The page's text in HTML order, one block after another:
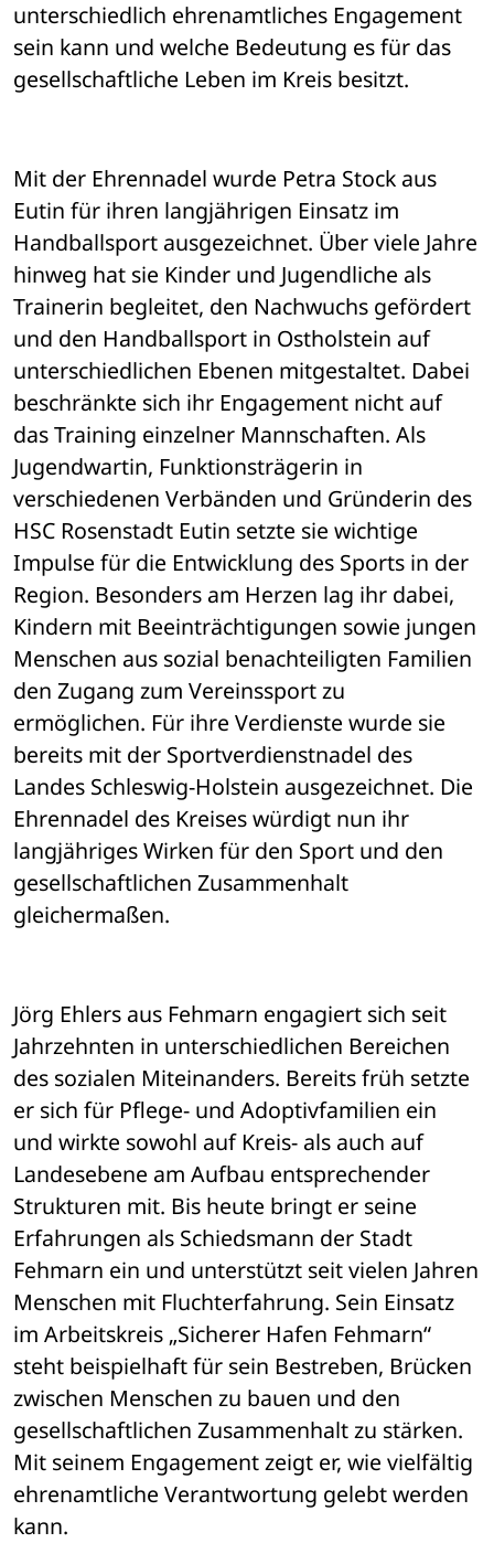
unterschiedlich ehrenamtliches Engagement
sein kann und welche Bedeutung es für das
gesellschaftliche Leben im Kreis besitzt.
Mit der Ehrennadel wurde Petra Stock aus
Eutin für ihren langjährigen Einsatz im
Handballsport ausgezeichnet. Über viele Jahre
hinweg hat sie Kinder und Jugendliche als
Trainerin begleitet, den Nachwuchs gefördert
und den Handballsport in Ostholstein auf
unterschiedlichen Ebenen mitgestaltet. Dabei
beschränkte sich ihr Engagement nicht auf
das Training einzelner Mannschaften. Als
Jugendwartin, Funktionsträgerin in
verschiedenen Verbänden und Gründerin des
HSC Rosenstadt Eutin setzte sie wichtige
Impulse für die Entwicklung des Sports in der
Region. Besonders am Herzen lag ihr dabei,
Kindern mit Beeinträchtigungen sowie jungen
Menschen aus sozial benachteiligten Familien
den Zugang zum Vereinssport zu
ermöglichen. Für ihre Verdienste wurde sie
bereits mit der Sportverdienstnadel des
Landes Schleswig-Holstein ausgezeichnet. Die
Ehrennadel des Kreises würdigt nun ihr
langjähriges Wirken für den Sport und den
gesellschaftlichen Zusammenhalt
gleichermaßen.
Jörg Ehlers aus Fehmarn engagiert sich seit
Jahrzehnten in unterschiedlichen Bereichen
des sozialen Miteinanders. Bereits früh setzte
er sich für Pflege- und Adoptivfamilien ein
und wirkte sowohl auf Kreis- als auch auf
Landesebene am Aufbau entsprechender
Strukturen mit. Bis heute bringt er seine
Erfahrungen als Schiedsmann der Stadt
Fehmarn ein und unterstützt seit vielen Jahren
Menschen mit Fluchterfahrung. Sein Einsatz
im Arbeitskreis „Sicherer Hafen Fehmarn“
steht beispielhaft für sein Bestreben, Brücken
zwischen Menschen zu bauen und den
gesellschaftlichen Zusammenhalt zu stärken.
Mit seinem Engagement zeigt er, wie vielfältig
ehrenamtliche Verantwortung gelebt werden
kann.